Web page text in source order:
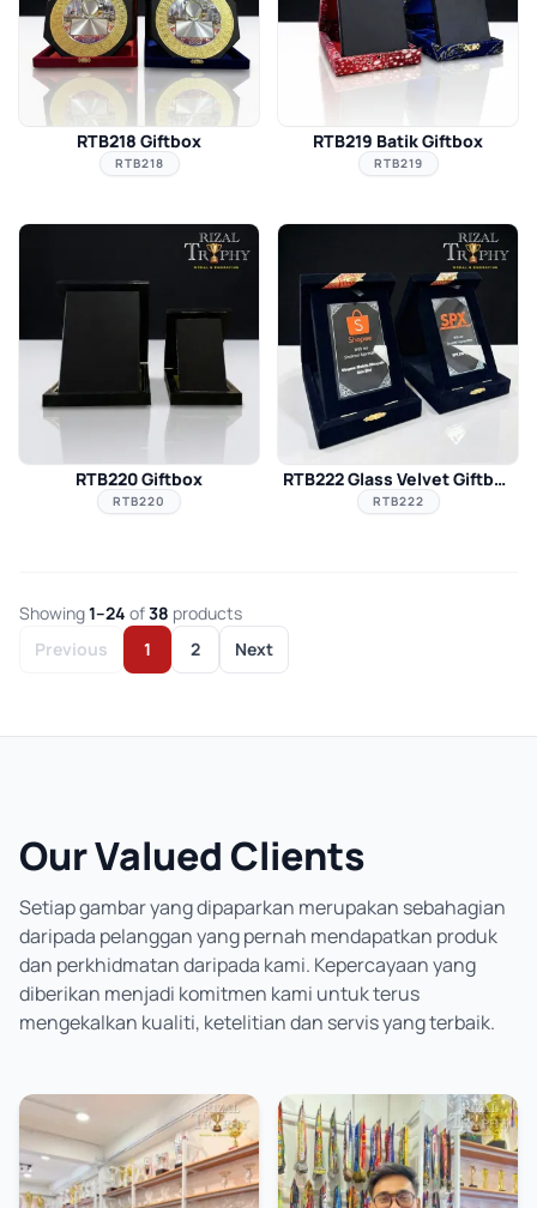
RTB218 Giftbox
RTB218
RTB219 Batik Giftbox
RTB219
RTB220 Giftbox
RTB220
RTB222 Glass Velvet Giftbox
RTB222
Showing1–24 of38 products
Previous
1 2 Next
Our Valued Clients
Setiap gambar yang dipaparkan merupakan sebahagian
daripada pelanggan yang pernah mendapatkan produk
dan perkhidmatan daripada kami. Kepercayaan yang
diberikan menjadi komitmen kami untuk terus
mengekalkan kualiti, ketelitian dan servis yang terbaik.